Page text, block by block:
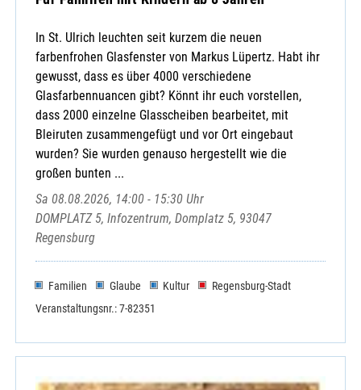
In St. Ulrich leuchten seit kurzem die neuen
farbenfrohen Glasfenster von Markus Lüpertz. Habt ihr
gewusst, dass es über 4000 verschiedene
Glasfarbennuancen gibt? Könnt ihr euch vorstellen,
dass 2000 einzelne Glasscheiben bearbeitet, mit
Bleiruten zusammengefügt und vor Ort eingebaut
wurden? Sie wurden genauso hergestellt wie die
großen bunten ...
Sa 08.08.2026, 14:00 - 15:30 Uhr
DOMPLATZ 5, Infozentrum, Domplatz 5, 93047
Regensburg
Familien Glaube Kultur
Regensburg-Stadt
Veranstaltungsnr.: 7-82351